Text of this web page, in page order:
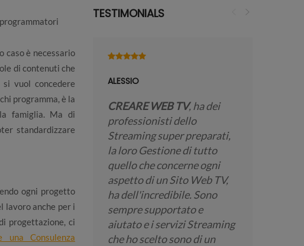
caso è necessario
di contenuti che
vuol concedere
programma, è la
famiglia. Ma di
standardizzare
ogni progetto
lavoro anche per i
progettazione, ci
una Consulenza
TESTIMONIALS
ALESSIO
CREARE WEB TV, ha dei
professionisti dello
Streaming super preparati,
la loro Gestione di tutto
quello che concerne ogni
aspetto di un Sito Web TV,
ha dell'incredibile. Sono
sempre supportato e
aiutato e i servizi Streaming
che ho scelto sono di un